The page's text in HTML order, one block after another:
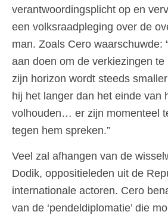
verantwoordingsplicht op en
een volksraadpleging over de
man. Zoals Cero waarschuwde:
aan doen om de verkiezingen te
zijn horizon wordt steeds
hij het langer dan het einde van
volhouden… er zijn momenteel
tegen hem spreken.”
Veel zal afhangen van de
Dodik, oppositieleden uit de
internationale actoren. Cero
van de ‘pendeldiplomatie’ die